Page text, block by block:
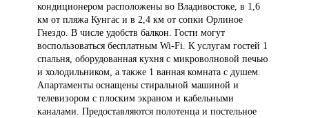
кондиционером расположены во Владивостоке, в 1,6
км от пляжа Кунгас и в 2,4 км от сопки Орлиное
Гнездо. В числе удобств балкон. Гости могут
воспользоваться бесплатным Wi-Fi. К услугам гостей 1
спальня, оборудованная кухня с микроволновой печью
и холодильником, а также 1 ванная комната с душем.
Апартаменты оснащены стиральной машиной и
телевизором с плоским экраном и кабельными
каналами. Предоставляются полотенца и постельное